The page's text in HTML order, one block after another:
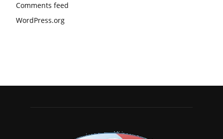
Comments feed
WordPress.org